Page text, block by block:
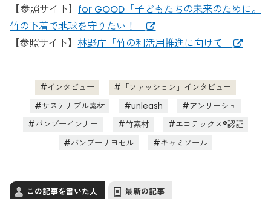
【参照サイト】 for GOOD「子どもたちの未来のために。
竹の下着で地球を守りたい！」
【参照サイト】林野庁「竹の利活用推進に向けて」
インタビュー
「ファッション」インタビュー
サステナブル素材
unleash
アンリーシュ
バンブーインナー
竹素材
エコテックス®認証
バンブーリヨセル
キャミソール
この記事を書いた人 最新の記事